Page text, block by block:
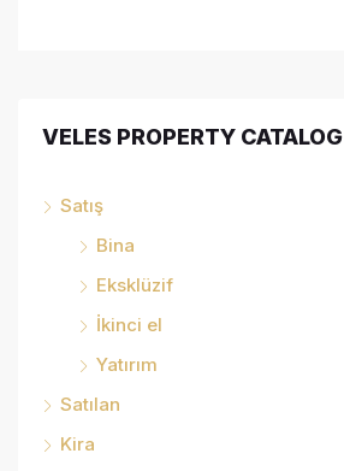
VELES PROPERTY CATALOG
Satış
Bina
Eksklüzif
İkinci el
Yatırım
Satılan
Kira